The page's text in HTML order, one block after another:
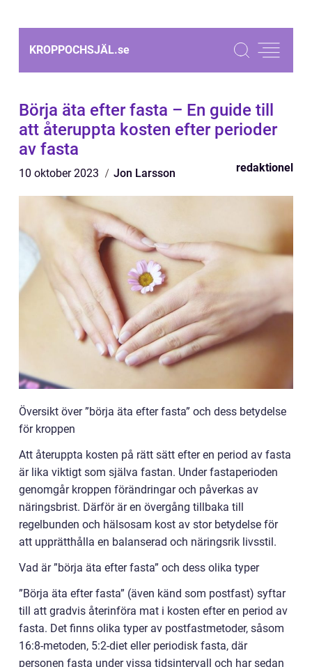
KROPPOCHSJÄL.se
Börja äta efter fasta – En guide till
att återuppta kosten efter perioder
av fasta
10 oktober 2023 Jon Larsson redaktionel
Översikt över ”börja äta efter fasta” och dess betydelse
för kroppen
Att återuppta kosten på rätt sätt efter en period av fasta
är lika viktigt som själva fastan. Under fastaperioden
genomgår kroppen förändringar och påverkas av
näringsbrist. Därför är en övergång tillbaka till
regelbunden och hälsosam kost av stor betydelse för
att upprätthålla en balanserad och näringsrik livsstil.
Vad är ”börja äta efter fasta” och dess olika typer
”Börja äta efter fasta” (även känd som postfast) syftar
till att gradvis återinföra mat i kosten efter en period av
fasta. Det finns olika typer av postfastmetoder, såsom
16:8-metoden, 5:2-diet eller periodisk fasta, där
personen fasta under vissa tidsintervall och har sedan